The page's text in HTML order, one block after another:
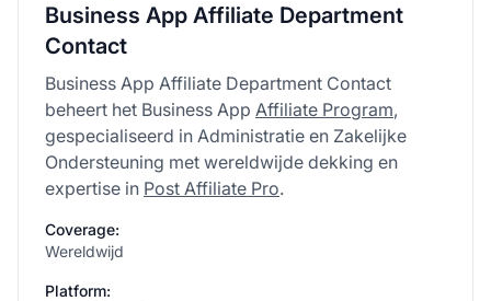
Business App Affiliate Department
Contact
Business App Affiliate Department Contact
beheert het Business App Affiliate Program,
gespecialiseerd in Administratie en Zakelijke
Ondersteuning met wereldwijde dekking en
expertise in Post Affiliate Pro.
Coverage:
Wereldwijd
Platform: